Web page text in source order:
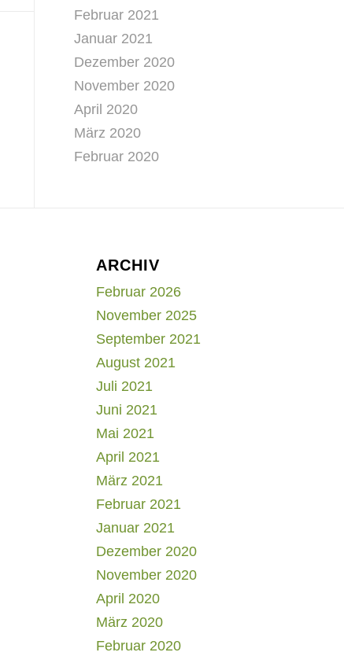
Februar 2021
Januar 2021
Dezember 2020
November 2020
April 2020
März 2020
Februar 2020
ARCHIV
Februar 2026
November 2025
September 2021
August 2021
Juli 2021
Juni 2021
Mai 2021
April 2021
März 2021
Februar 2021
Januar 2021
Dezember 2020
November 2020
April 2020
März 2020
Februar 2020